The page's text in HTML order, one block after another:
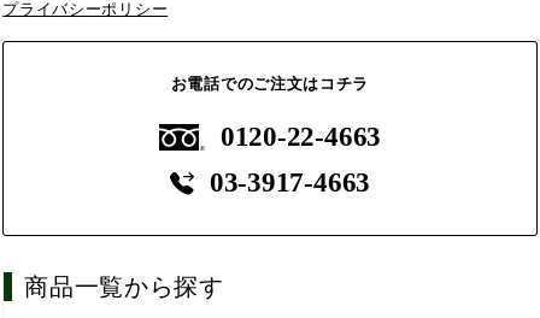
プライバシーポリシー
お電話でのご注文はコチラ
0120-22-4663
03-3917-4663
商品一覧から探す